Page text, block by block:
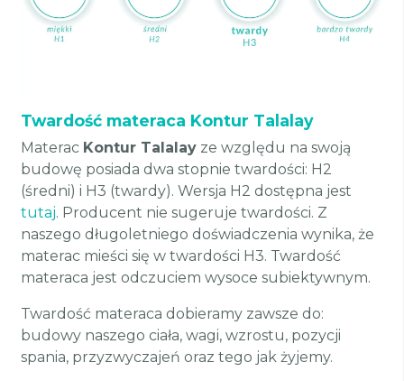
Twardość materaca Kontur Talalay
Materac Kontur Talalay ze względu na swoją
budowę posiada dwa stopnie twardości: H2
(średni) i H3 (twardy). Wersja H2 dostępna jest
tutaj. Producent nie sugeruje twardości. Z
naszego długoletniego doświadczenia wynika, że
materac mieści się w twardości H3. Twardość
materaca jest odczuciem wysoce subiektywnym.
Twardość materaca dobieramy zawsze do:
budowy naszego ciała, wagi, wzrostu, pozycji
spania, przyzwyczajeń oraz tego jak żyjemy.